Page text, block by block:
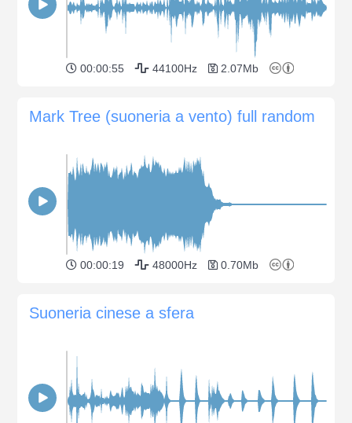
00:00:55 44100Hz 2.07Mb
Mark Tree (suoneria a vento) full random
00:00:19 48000Hz 0.70Mb
Suoneria cinese a sfera